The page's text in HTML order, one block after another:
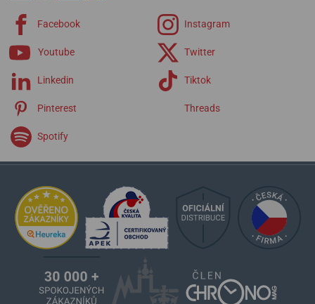
Facebook Instagram
Youtube Twitter
Linkedin Tiktok
Pinterest Threads
Spotify